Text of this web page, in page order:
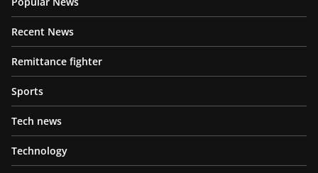
Recent News
Remittance fighter
Sports
Tech news
Technology